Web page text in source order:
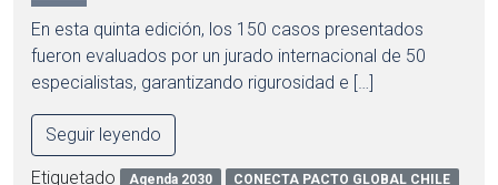
En esta quinta edición, los 150 casos presentados
fueron evaluados por un jurado internacional de 50
especialistas, garantizando rigurosidad e […]
Seguir leyendo
Etiquetado Agenda 2030 CONECTA PACTO GLOBAL CHILE